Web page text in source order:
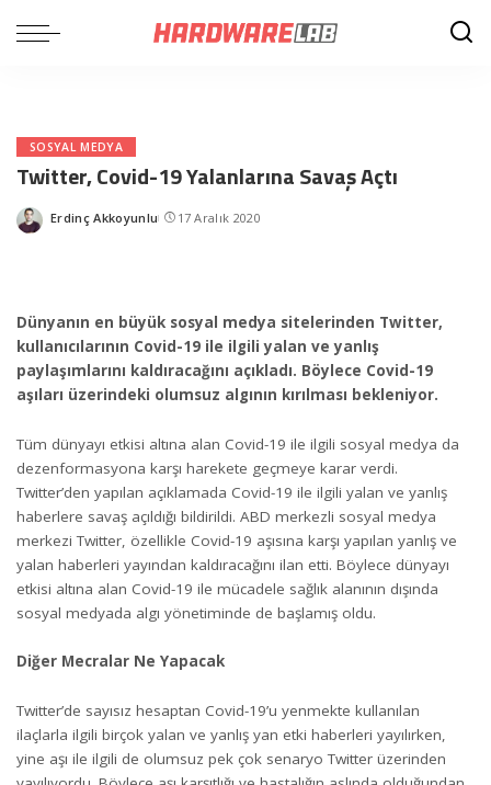
SOSYAL MEDYA
Twitter, Covid-19 Yalanlarına Savaş Açtı
Posted
Erdinç Akkoyunlu 17 Aralık 2020
Dünyanın en büyük sosyal medya sitelerinden Twitter,
kullanıcılarının Covid-19 ile ilgili yalan ve yanlış
paylaşımlarını kaldıracağını açıkladı. Böylece Covid-19
aşıları üzerindeki olumsuz algının kırılması bekleniyor.
Tüm dünyayı etkisi altına alan Covid-19 ile ilgili sosyal medya da
dezenformasyona karşı harekete geçmeye karar verdi.
Twitter’den yapılan açıklamada Covid-19 ile ilgili yalan ve yanlış
haberlere savaş açıldığı bildirildi. ABD merkezli sosyal medya
merkezi Twitter, özellikle Covid-19 aşısına karşı yapılan yanlış ve
yalan haberleri yayından kaldıracağını ilan etti. Böylece dünyayı
etkisi altına alan Covid-19 ile mücadele sağlık alanının dışında
sosyal medyada algı yönetiminde de başlamış oldu.
Diğer Mecralar Ne Yapacak
Twitter’de sayısız hesaptan Covid-19’u yenmekte kullanılan
ilaçlarla ilgili birçok yalan ve yanlış yan etki haberleri yayılırken,
yine aşı ile ilgili de olumsuz pek çok senaryo Twitter üzerinden